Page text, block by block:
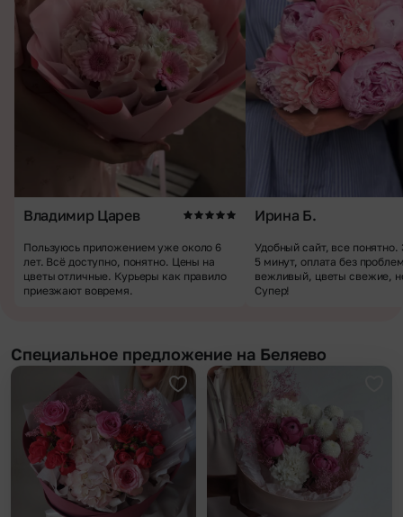
Владимир Царев
Пользуюсь приложением уже около 6
лет. Всё доступно, понятно. Цены на
цветы отличные. Курьеры как правило
приезжают вовремя.
Ирина Б.
Удобный сайт, все понятно.
5 минут, оплата без
вежливый, цветы свежие,
Супер!
Специальное предложение на Беляево
Добавить в избранное